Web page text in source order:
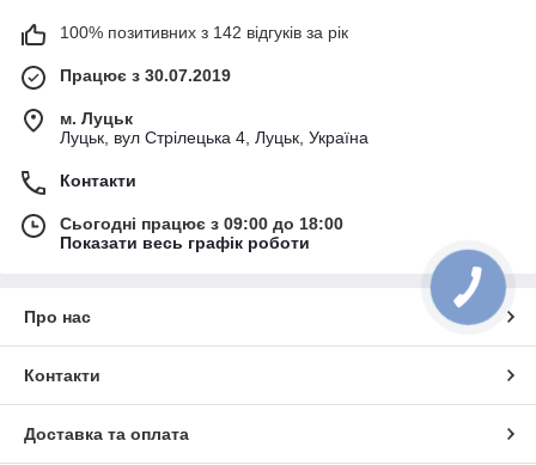
100% позитивних з 142 відгуків за рік
Працює з 30.07.2019
м. Луцьк
Луцьк, вул Стрілецька 4, Луцьк, Україна
Контакти
Сьогодні працює з 09:00 до 18:00
Показати весь графік роботи
Про нас
Контакти
Доставка та оплата